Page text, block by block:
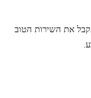
את השירות הטוב